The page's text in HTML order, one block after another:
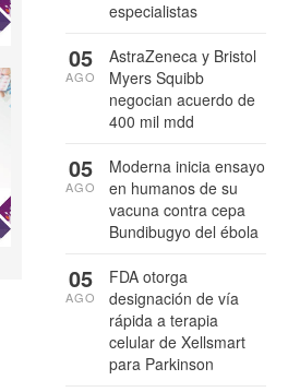
especialistas
AstraZeneca y Bristol
Myers Squibb
negocian acuerdo de
400 mil mdd
05
AGO
Moderna inicia ensayo
en humanos de su
vacuna contra cepa
Bundibugyo del ébola
05
AGO
FDA otorga
designación de vía
rápida a terapia
celular de Xellsmart
para Parkinson
05
AGO